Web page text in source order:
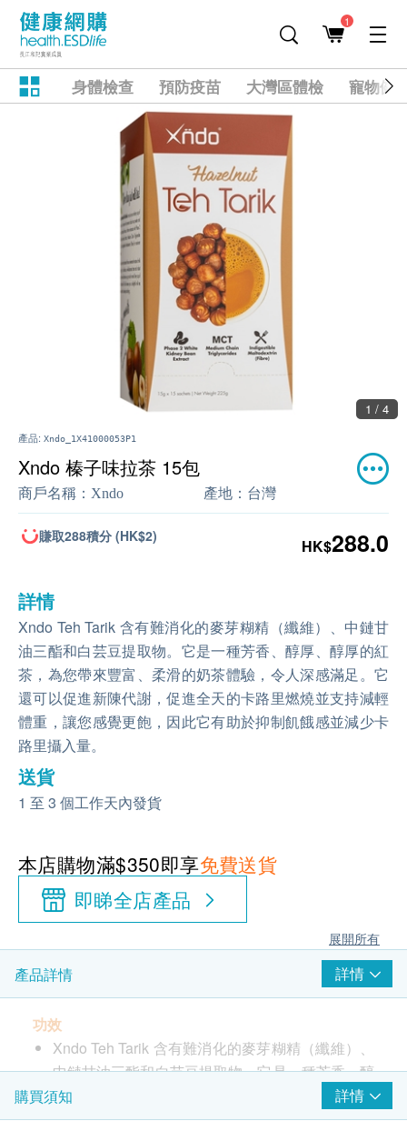
1
身體檢查 預防疫苗 大灣區體檢 寵物健
1 / 4
產品: Xndo_1X41000053P1
Xndo 榛子味拉茶 15包
商戶名稱： Xndo 產地： 台灣
賺取288積分 (HK$2) HK$288.0
詳情
Xndo Teh Tarik 含有難消化的麥芽糊精（纖維）、中鏈甘
油三酯和白芸豆提取物。它是一種芳香、醇厚、醇厚的紅
茶，為您帶來豐富、柔滑的奶茶體驗，令人深感滿足。它
還可以促進新陳代謝，促進全天的卡路里燃燒並支持減輕
體重，讓您感覺更飽，因此它有助於抑制飢餓感並減少卡
路里攝入量。
送貨
1 至 3 個工作天內發貨
本店購物滿$350即享免費送貨
即睇全店產品
展開所有
產品詳情 詳情
功效
Xndo Teh Tarik 含有難消化的麥芽糊精（纖維）、
中鏈甘油三酯和白芸豆提取物。它是一種芳香、醇
厚、醇厚的紅茶，為您帶來豐富、柔滑的奶茶體
驗，令人深感滿足。它還可以促進新陳代謝，促進
購買須知 詳情